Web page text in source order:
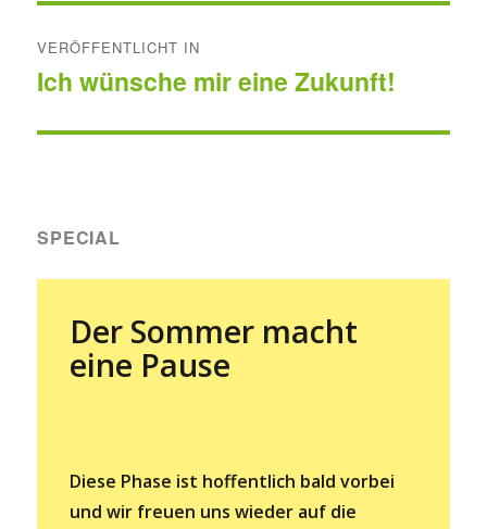
VERÖFFENTLICHT IN
Ich wünsche mir eine Zukunft!
SPECIAL
Der Sommer macht
eine Pause
Diese Phase ist hoffentlich bald vorbei
und wir freuen uns wieder auf die